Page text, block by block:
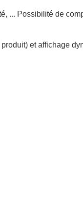
... Possibilité de
et affichage